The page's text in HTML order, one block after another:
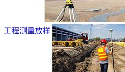
工程测量放样